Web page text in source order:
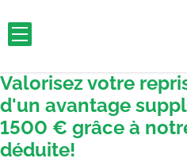
Valorisez votre
d'un avantage
1500 € grâce à
déduite!